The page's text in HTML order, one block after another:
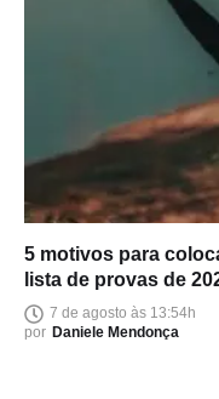
5 motivos para
lista de provas de
7 de agosto às 13:54h
por Daniele Mendonça